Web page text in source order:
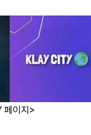
이지>